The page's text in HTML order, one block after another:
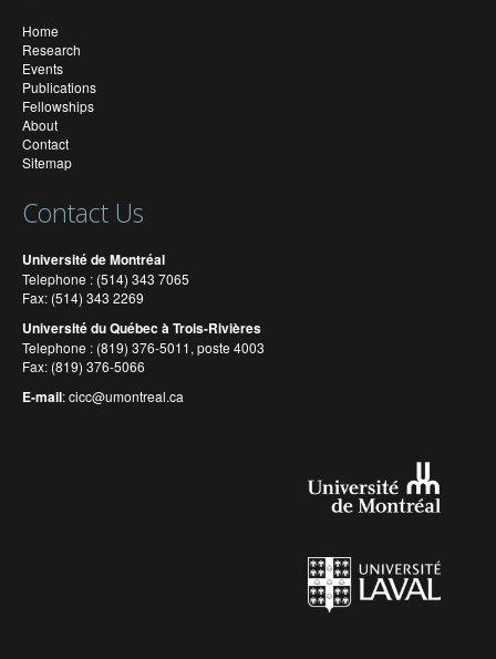
Home
Research
Events
Publications
Fellowships
About
Contact
Sitemap
Contact Us
Université de Montréal
Telephone : (514) 343 7065
Fax: (514) 343 2269
Université du Québec à Trois-Rivières
Telephone : (819) 376-5011, poste 4003
Fax: (819) 376-5066
E-mail:cicc@umontreal.ca